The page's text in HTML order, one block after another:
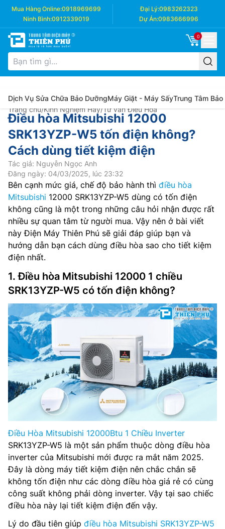
Mua Hàng Online:0918969699 Đại Lý:0983262323
Ninh Bình:0912339019 Dự Án:0983666996
0
Dịch Vụ Sửa Chữa Bảo DưỡngMáy Giặt - Máy SấyTrung Tâm Bảo
Trang chủ/Kinh Nghiệm Hay/Tư vấn Điều Hòa
Điều hòa Mitsubishi 12000
SRK13YZP-W5 tốn điện không?
Cách dùng tiết kiệm điện
Tác giả: Nguyễn Ngọc Anh
Đăng ngày: 04/03/2025, lúc 23:32
Bên cạnh mức giá, chế độ bảo hành thì điều hòa
Mitsubishi 12000 SRK13YZP-W5 dùng có tốn điện
không cũng là một trong những câu hỏi nhận được rất
nhiều sự quan tâm từ người mua. Vậy nên ở bài viết
này Điện Máy Thiên Phú sẽ giải đáp giúp bạn và
hướng dẫn bạn cách dùng điều hòa sao cho tiết kiệm
điện nhất.
1. Điều hòa Mitsubishi 12000 1 chiều
SRK13YZP-W5 có tốn điện không?
Điều Hòa Mitsubishi 12000Btu 1 Chiều Inverter
SRK13YZP-W5 là một sản phẩm thuộc dòng điều hòa
inverter của Mitsubishi mới được ra mắt năm 2025.
Đây là dòng máy tiết kiệm điện nên chắc chắn sẽ
không tốn điện như các dòng điều hòa giá rẻ có cùng
công suất không phải dòng inverter. Vậy tại sao chiếc
điều hòa này lại tiết kiệm điện đến vậy.
Lý do đầu tiên giúp điều hòa Mitsubishi SRK13YZP-W5